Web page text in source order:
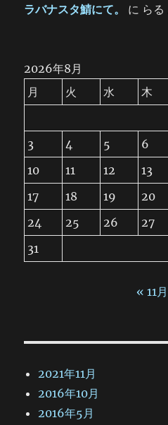
ラバナスタ鯖にて。 に らる
2026年8月
月
火 水 木
3
4 5 6
10
11 12 13
17
18 19 20
24
25 26 27
31
« 11月
2021年11月
2016年10月
2016年5月